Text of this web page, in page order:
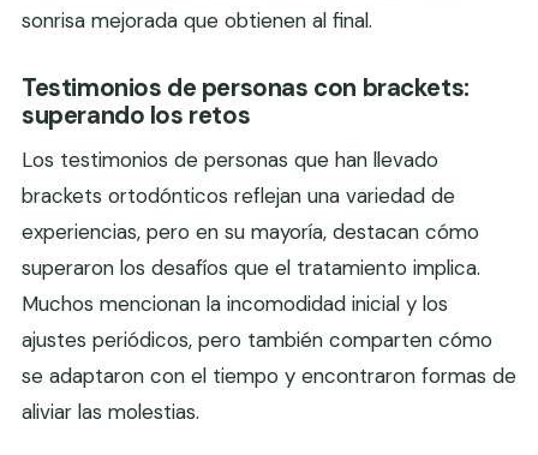
sonrisa mejorada que obtienen al final.
Testimonios de personas con brackets:
superando los retos
Los testimonios de personas que han llevado
brackets ortodónticos reflejan una variedad de
experiencias, pero en su mayoría, destacan cómo
superaron los desafíos que el tratamiento implica.
Muchos mencionan la incomodidad inicial y los
ajustes periódicos, pero también comparten cómo
se adaptaron con el tiempo y encontraron formas de
aliviar las molestias.